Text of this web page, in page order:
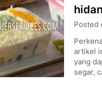
Posted
artikel
yang
segar,